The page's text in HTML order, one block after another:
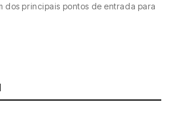
dos principais pontos de entrada para